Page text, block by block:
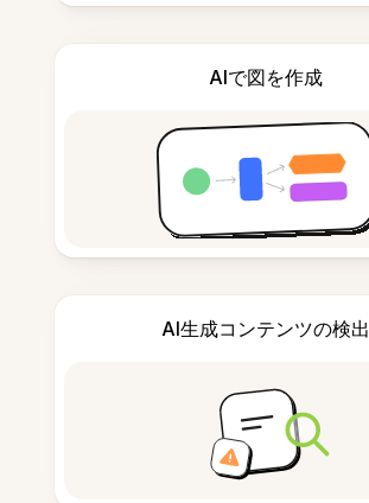
AIで図を作成
AI生成コンテンツの検出